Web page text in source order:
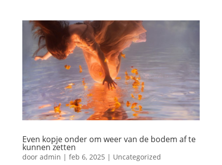
Even kopje onder om weer van de bodem af te
kunnen zetten
door admin | feb 6, 2025 | Uncategorized